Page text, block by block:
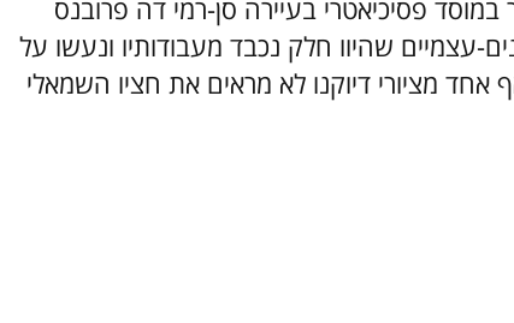
במוסד פסיכיאטרי בעיירה סן-רמי דה פרובנס
עצמיים שהיוו חלק נכבד מעבודותיו ונעשו על
מציורי דיוקנו לא מראים את חציו השמאלי